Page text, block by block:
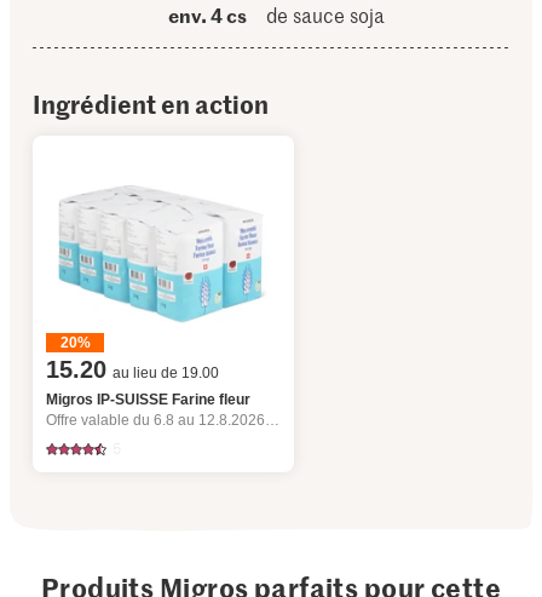
env. 4 cs
de sauce soja
Ingrédient en action
20%
15.20 au lieu de 19.00
Migros IP-SUISSE Farine fleur
Offre valable du 6.8 au 12.8.2026, jusqu’à épuisement du stock.
Produits Migros parfaits pour cette